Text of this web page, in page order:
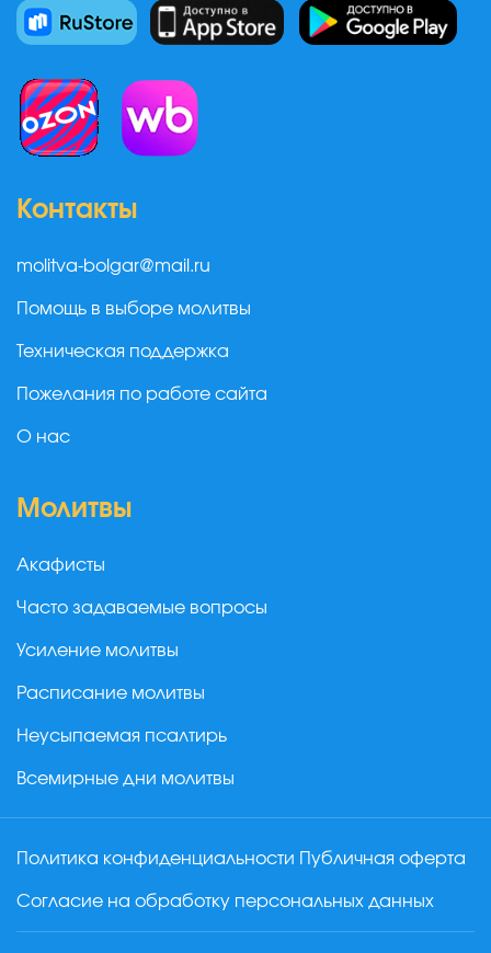
Контакты
molitva-bolgar@mail.ru
Помощь в выборе молитвы
Техническая поддержка
Пожелания по работе сайта
О нас
Молитвы
Акафисты
Часто задаваемые вопросы
Усиление молитвы
Расписание молитвы
Неусыпаемая псалтирь
Всемирные дни молитвы
Политика конфиденциальности Публичная оферта
Согласие на обработку персональных данных